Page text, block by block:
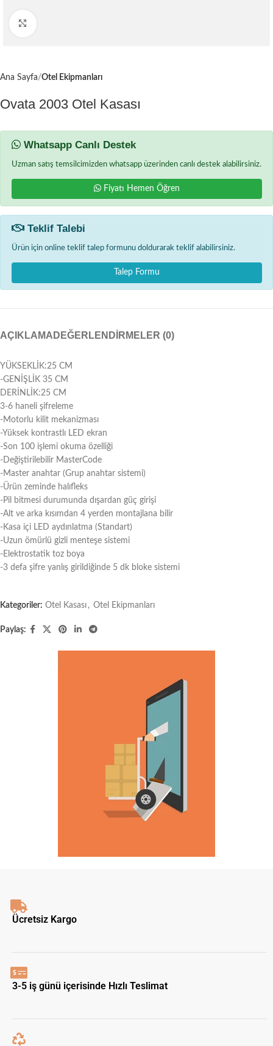
Ana Sayfa Otel Ekipmanları
Ovata 2003 Otel Kasası
Whatsapp Canlı Destek
Uzman satış temsilcimizden whatsapp üzerinden canlı destek alabilirsiniz.
Fiyatı Hemen Öğren
Teklif Talebi
Ürün için online teklif talep formunu doldurarak teklif alabilirsiniz.
Talep Formu
AÇIKLAMA DEĞERLENDIRMELER (0)
YÜKSEKLİK:25 CM
-GENİŞLİK 35 CM
DERİNLİK:25 CM
3-6 haneli şifreleme
-Motorlu kilit mekanizması
-Yüksek kontrastlı LED ekran
-Son 100 işlemi okuma özelliği
-Değiştirilebilir MasterCode
-Master anahtar (Grup anahtar sistemi)
-Ürün zeminde halıfleks
-Pil bitmesi durumunda dışardan güç girişi
-Alt ve arka kısımdan 4 yerden montajlana bilir
-Kasa içi LED aydınlatma (Standart)
-Uzun ömürlü gizli menteşe sistemi
-Elektrostatik toz boya
-3 defa şifre yanlış girildiğinde 5 dk bloke sistemi
Kategoriler: Otel Kasası , Otel Ekipmanları
Paylaş:
Ücretsiz Kargo
3-5 iş günü içerisinde Hızlı Teslimat